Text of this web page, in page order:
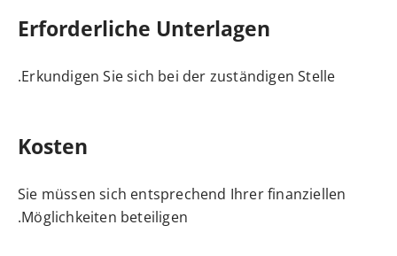
Erforderliche Unterlagen
Erkundigen Sie sich bei der zuständigen Stelle.
Kosten
Sie müssen sich entsprechend Ihrer finanziellen
Möglichkeiten beteiligen.